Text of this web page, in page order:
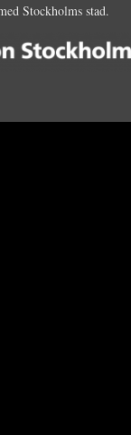
Stockholms stad.